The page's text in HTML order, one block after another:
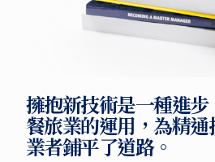
擁抱新技術是一種進
餐旅業的運用，為精
業者鋪平了道路。